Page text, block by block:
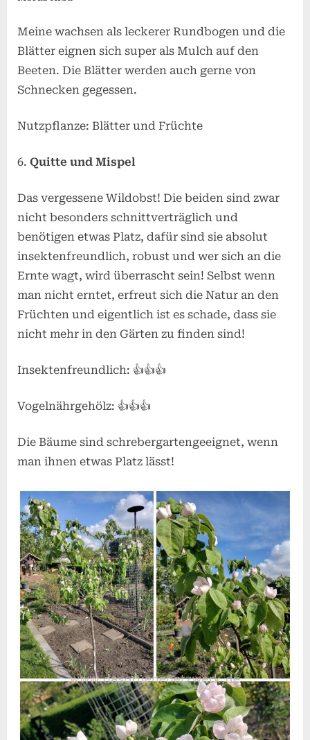
Meine wachsen als leckerer Rundbogen und die
Blätter eignen sich super als Mulch auf den
Beeten. Die Blätter werden auch gerne von
Schnecken gegessen.
Nutzpflanze: Blätter und Früchte
Quitte und Mispel
Das vergessene Wildobst! Die beiden sind zwar
nicht besonders schnittverträglich und
benötigen etwas Platz, dafür sind sie absolut
insektenfreundlich, robust und wer sich an die
Ernte wagt, wird überrascht sein! Selbst wenn
man nicht erntet, erfreut sich die Natur an den
Früchten und eigentlich ist es schade, dass sie
nicht mehr in den Gärten zu finden sind!
Insektenfreundlich: 👍👍👍
Vogelnährgehölz: 👍👍👍
Die Bäume sind schrebergartengeeignet, wenn
man ihnen etwas Platz lässt!